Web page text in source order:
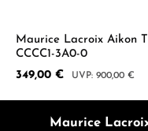
Maurice Lacroix Aikon
CCCC1-3A0-0
Verkaufspreis:
349,00 € Regulärer Preis:
900,00 €
Maurice Lacroix